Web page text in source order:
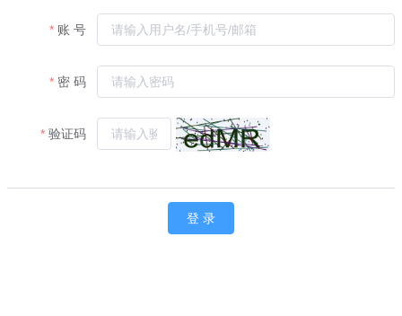
账 号
密 码
验证码
登 录